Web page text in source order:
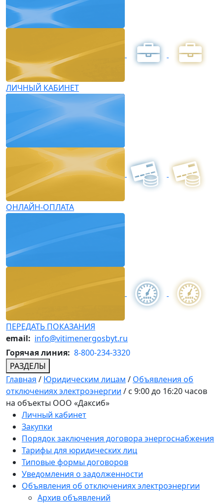
ЛИЧНЫЙ КАБИНЕТ
ОНЛАЙН-ОПЛАТА
ПЕРЕДАТЬ ПОКАЗАНИЯ
email: info@vitimenergosbyt.ru
Горячая линия: 8-800-234-3320
РАЗДЕЛЫ
Главная / Юридическим лицам / Объявления об
отключениях электроэнергии / с 9:00 до 16:20 часов
на объекты ООО «Даксиб»
Личный кабинет
Закупки
Порядок заключения договора энергоснабжения
Тарифы для юридических лиц
Типовые формы договоров
Уведомления о задолженности
Объявления об отключениях электроэнергии
Архив объявлений